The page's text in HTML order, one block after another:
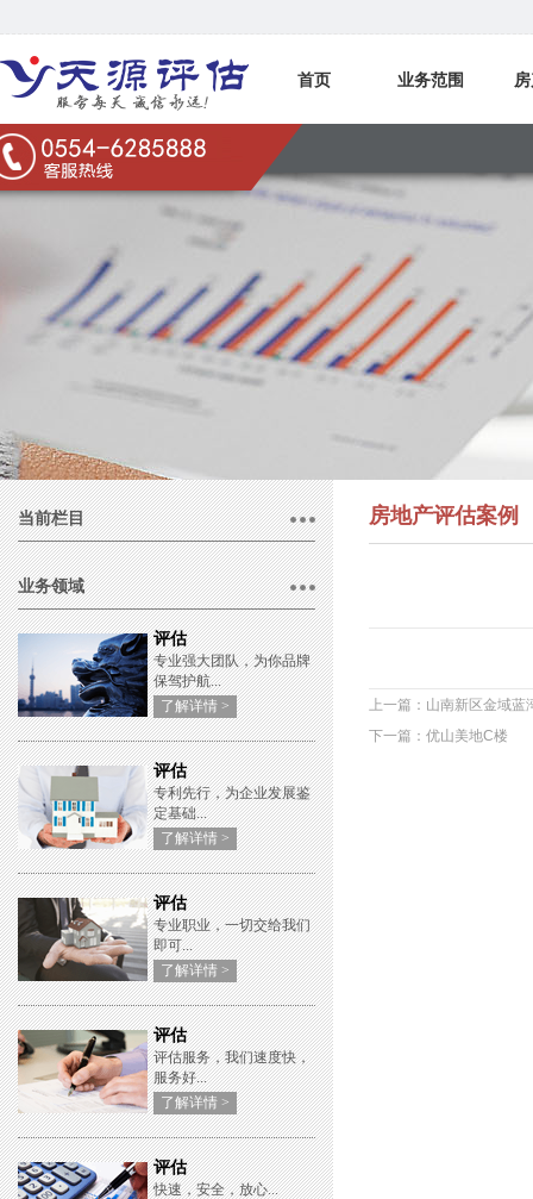
首页 业务范围
联系我们
当前栏目
业务领域
评估
专业强大团队，为你品牌
保驾护航...
了解详情 >
评估
专利先行，为企业发展鉴
定基础...
了解详情 >
评估
专业职业，一切交给我们
即可...
了解详情 >
评估
评估服务，我们速度快，
服务好...
了解详情 >
评估
快速，安全，放心...
房地产评估案例
上一篇：山南新区金域蓝
下一篇：优山美地C楼